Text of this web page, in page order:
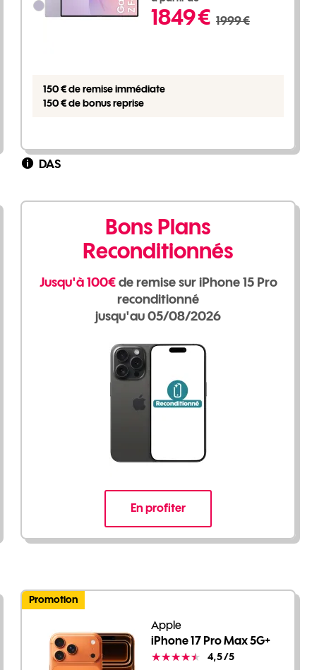
1849 € 1999 €
150 € de remise immédiate
150 € de bonus reprise
DAS
Bons Plans
Reconditionnés
Jusqu'à 100€de remise suriPhone 15 Pro
reconditionné
jusqu'au 05/08/2026
En profiter
Promotion
Apple
iPhone 17 Pro Max 5G+
Note
4,5/5